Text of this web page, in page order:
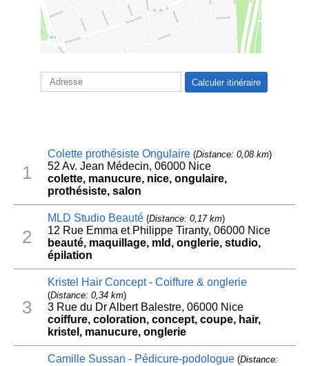
1
Colette prothésiste Ongulaire(Distance: 0,08 km)
52 Av. Jean Médecin, 06000 Nice
colette, manucure, nice, ongulaire,
prothésiste, salon
2
MLD Studio Beauté(Distance: 0,17 km)
12 Rue Emma et Philippe Tiranty, 06000 Nice
beauté, maquillage, mld, onglerie, studio,
épilation
3
Kristel Hair Concept - Coiffure & onglerie
(Distance: 0,34 km)
3 Rue du Dr Albert Balestre, 06000 Nice
coiffure, coloration, concept, coupe, hair,
kristel, manucure, onglerie
Camille Sussan - Pédicure-podologue(Distance: